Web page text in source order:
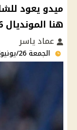
ميدو يعود
هنا المونديال 2026
عماد ياسر
الجمعة 26/يونيو/2026 - 11:18 م